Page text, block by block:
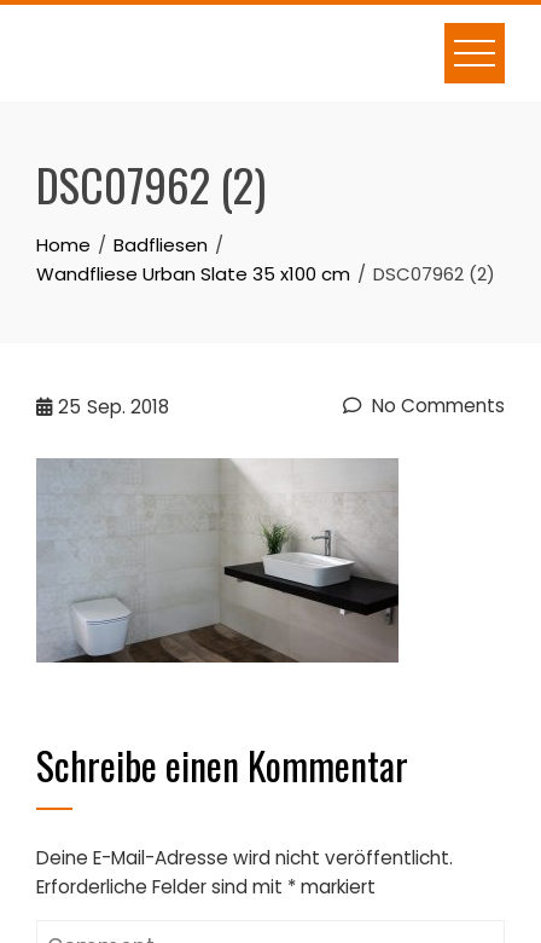
Skip
DSC07962 (2)
Home
Badfliesen
Wandfliese Urban Slate 35 x100 cm
DSC07962 (2)
25 Sep. 2018 No Comments
Schreibe einen Kommentar
Deine E-Mail-Adresse wird nicht veröffentlicht.
Erforderliche Felder sind mit *markiert